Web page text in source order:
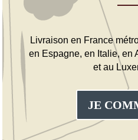
Livraison en France
en Espagne, en Italie, en
et au
JE